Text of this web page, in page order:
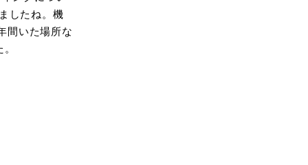
したね。機
間いた場所な